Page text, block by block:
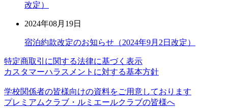
改定）
2024年08月19日
宿泊約款改定のお知らせ（2024年9月2日改定）
特定商取引に関する法律に基づく表示
カスタマーハラスメントに対する基本方針
学校関係者の皆様向けの資料をご用意しております
プレミアムクラブ・ルミエールクラブの皆様へ